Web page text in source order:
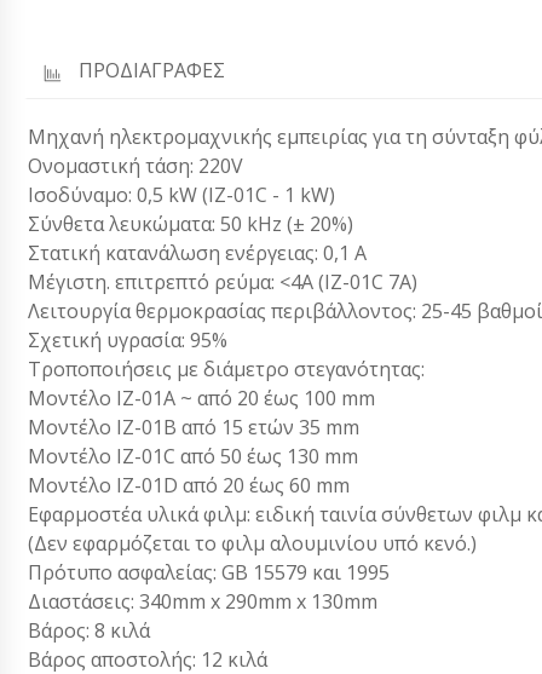
ΠΡΟΔΙΑΓΡΑΦΕΣ
Μηχανή ηλεκτρομαχνικής εμπειρίας για τη σύνταξη
Ονομαστική τάση: 220V
Ισοδύναμο: 0,5 kW (IZ-01C - 1 kW)
Σύνθετα λευκώματα: 50 kHz (± 20%)
Στατική κατανάλωση ενέργειας: 0,1 A
Μέγιστη. επιτρεπτό ρεύμα: <4Α (ΙΖ-01C 7Α)
Λειτουργία θερμοκρασίας περιβάλλοντος: 25-45
Σχετική υγρασία: 95%
Τροποποιήσεις με διάμετρο στεγανότητας:
Μοντέλο IZ-01A ~ από 20 έως 100 mm
Μοντέλο IZ-01B από 15 ετών 35 mm
Μοντέλο IZ-01C από 50 έως 130 mm
Μοντέλο IZ-01D από 20 έως 60 mm
Εφαρμοστέα υλικά φιλμ: ειδική ταινία σύνθετων φιλμ
(Δεν εφαρμόζεται το φιλμ αλουμινίου υπό κενό.)
Πρότυπο ασφαλείας: GB 15579 και 1995
Διαστάσεις: 340mm x 290mm x 130mm
Βάρος: 8 κιλά
Βάρος αποστολής: 12 κιλά